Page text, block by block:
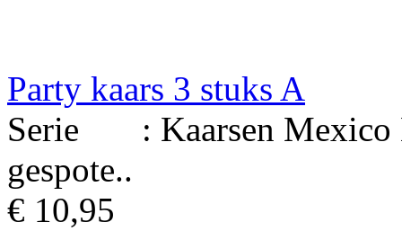
Party kaars 3 stuks A
Serie : Kaarsen Mexico
gespote..
€ 10,95